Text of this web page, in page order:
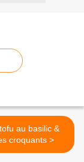
au basilic &
légumes croquants >